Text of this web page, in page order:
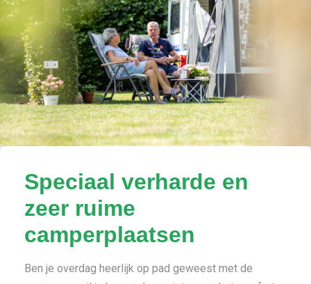
Speciaal verharde en
zeer ruime
camperplaatsen
Ben je overdag heerlijk op pad geweest met de